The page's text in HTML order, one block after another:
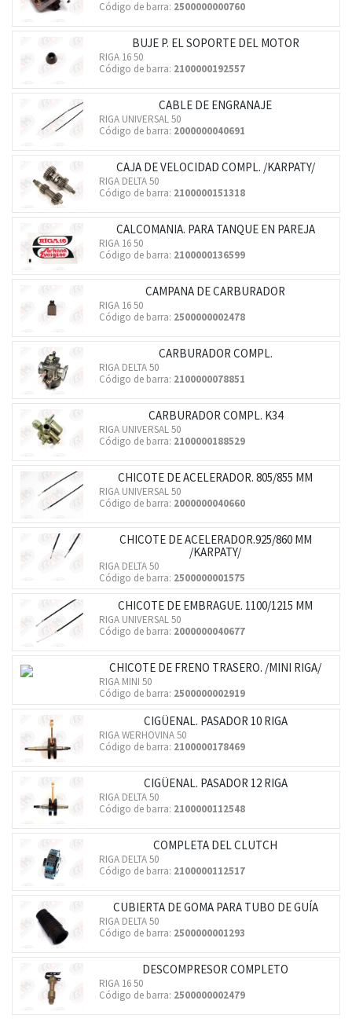
Código de barra: 2500000000760
BUJE P. EL SOPORTE DEL MOTOR
RIGA 16 50
Código de barra: 2100000192557
CABLE DE ENGRANAJE
RIGA UNIVERSAL 50
Código de barra: 2000000040691
CAJA DE VELOCIDAD COMPL. /KARPATY/
RIGA DELTA 50
Código de barra: 2100000151318
CALCOMANIA. PARA TANQUE EN PAREJA
RIGA 16 50
Código de barra: 2100000136599
CAMPANA DE CARBURADOR
RIGA 16 50
Código de barra: 2500000002478
CARBURADOR COMPL.
RIGA DELTA 50
Código de barra: 2100000078851
CARBURADOR COMPL. K34
RIGA UNIVERSAL 50
Código de barra: 2100000188529
CHICOTE DE ACELERADOR. 805/855 MM
RIGA UNIVERSAL 50
Código de barra: 2000000040660
CHICOTE DE ACELERADOR.925/860 MM
/KARPATY/
RIGA DELTA 50
Código de barra: 2500000001575
CHICOTE DE EMBRAGUE. 1100/1215 MM
RIGA UNIVERSAL 50
Código de barra: 2000000040677
CHICOTE DE FRENO TRASERO. /MINI RIGA/
RIGA MINI 50
Código de barra: 2500000002919
CIGÜENAL. PASADOR 10 RIGA
RIGA WERHOVINA 50
Código de barra: 2100000178469
CIGÜENAL. PASADOR 12 RIGA
RIGA DELTA 50
Código de barra: 2100000112548
COMPLETA DEL CLUTCH
RIGA DELTA 50
Código de barra: 2100000112517
CUBIERTA DE GOMA PARA TUBO DE GUÍA
RIGA DELTA 50
Código de barra: 2500000001293
DESCOMPRESOR COMPLETO
RIGA 16 50
Código de barra: 2500000002479